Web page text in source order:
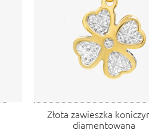
Złota zawieszka
diamentowana